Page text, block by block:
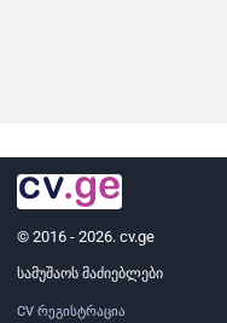
© 2016 - 2026. cv.ge
სამუშაოს მაძიებლები
CV რეგისტრაცია